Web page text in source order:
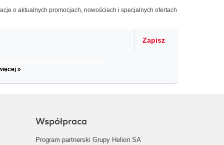
o aktualnych promocjach, nowościach i specjalnych ofertach
Zapisz
»
Współpraca
Program partnerski Grupy Helion SA